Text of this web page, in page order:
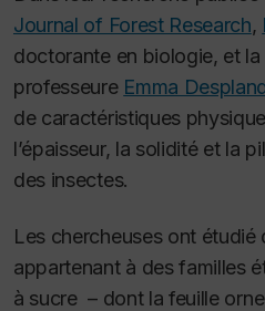
Journal of Forest Research,
doctorante en biologie, et la
professeure Emma
de caractéristiques
l’épaisseur, la solidité et la
des insectes.
Les chercheuses ont étudié
appartenant à des familles
à sucre – dont la feuille